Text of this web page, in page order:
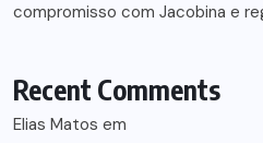
compromisso com Jacobina e
Recent Comments
Elias Matos em